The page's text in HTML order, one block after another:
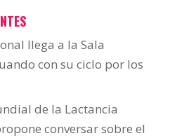
llega a la Sala
con su ciclo por los
de la Lactancia
conversar sobre el